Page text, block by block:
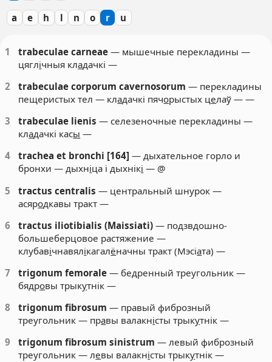
a e h l n o r u
1 trabeculae carneae — мышечные перекладины —
цяглічныя кладачкі —
2
trabeculae corporum cavernosorum — перекладины
пещеристых тел — кладачкі пячорыстых целаў — —
3
trabeculae lienis — селезеночные перекладины —
кладачкі касы —
4
trachea et bronchi [164] — дыхательное горло и
бронхи — дыхніца і дыхнікі — @
5
tractus centralis — центральный шнурок —
асяродкавы тракт —
6
tractus iliotibialis (Maissiati) — подзвдошно-
большеберцовое растяжение —
клубавічнавялікагалёначны тракт (Мэсіата) —
7
trigonum femorale — бедренный треугольник —
бядровы трыкутнік —
8
trigonum fibrosum — правый фиброзный
треугольник — правы валакністы трыкутнік —
9
trigonum fibrosum sinistrum — левый фиброзный
треугольник — левы валакністы трыкутнік —